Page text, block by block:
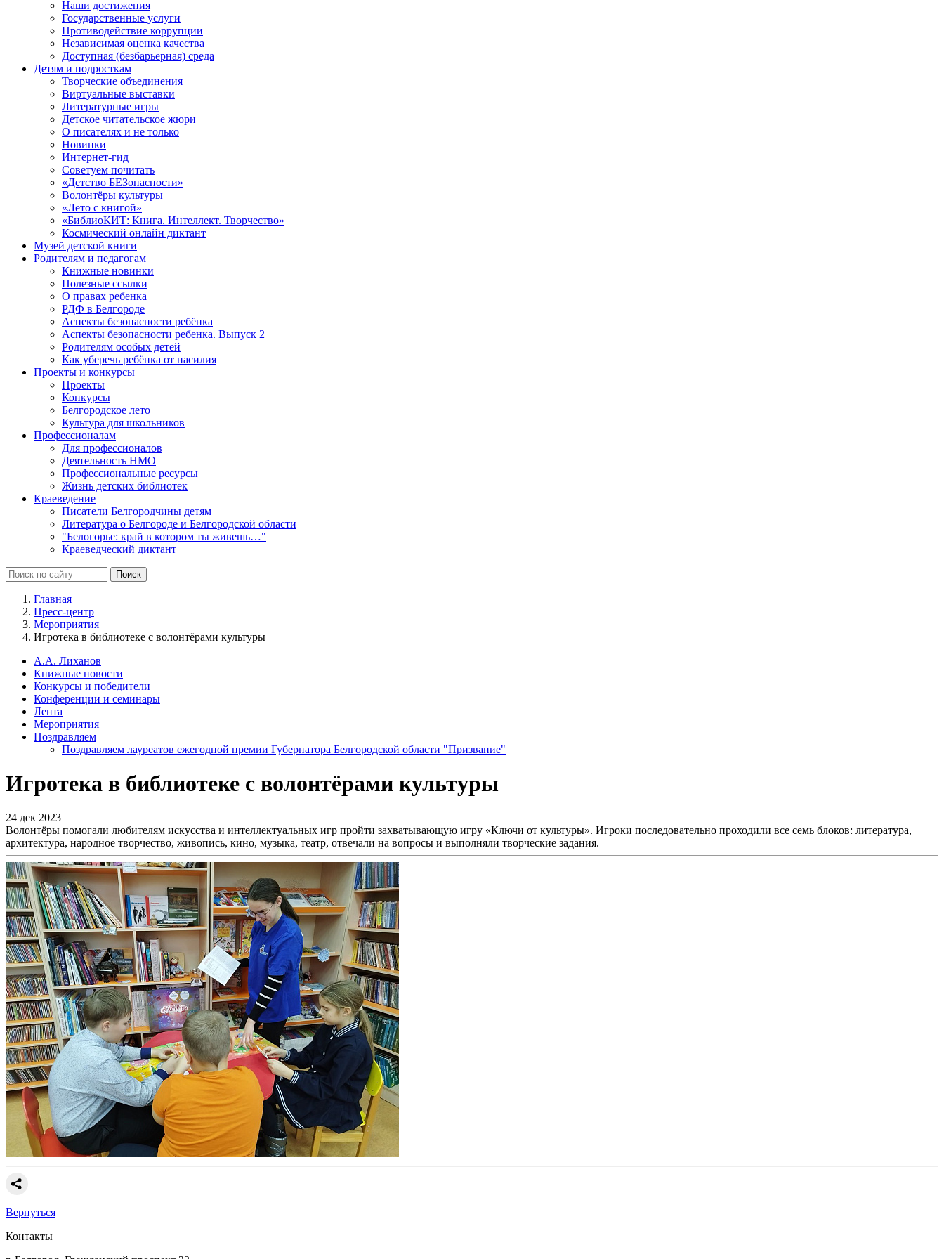
Наши достижения
Государственные услуги
Противодействие коррупции
Независимая оценка качества
Доступная (безбарьерная) среда
Детям и подросткам
Творческие объединения
Виртуальные выставки
Литературные игры
Детское читательское жюри
О писателях и не только
Новинки
Интернет-гид
Советуем почитать
«Детство БЕЗопасности»
Волонтёры культуры
«Лето с книгой»
«БиблиоКИТ: Книга. Интеллект. Творчество»
Космический онлайн диктант
Музей детской книги
Родителям и педагогам
Книжные новинки
Полезные ссылки
О правах ребенка
РДФ в Белгороде
Аспекты безопасности ребёнка
Аспекты безопасности ребенка. Выпуск 2
Родителям особых детей
Как уберечь ребёнка от насилия
Проекты и конкурсы
Проекты
Конкурсы
Белгородское лето
Культура для школьников
Профессионалам
Для профессионалов
Деятельность НМО
Профессиональные ресурсы
Жизнь детских библиотек
Краеведение
Писатели Белгородчины детям
Литература о Белгороде и Белгородской области
"Белогорье: край в котором ты живешь…"
Краеведческий диктант
Главная
Пресс-центр
Мероприятия
Игротека в библиотеке с волонтёрами культуры
А.А. Лиханов
Книжные новости
Конкурсы и победители
Конференции и семинары
Лента
Мероприятия
Поздравляем
Поздравляем лауреатов ежегодной премии Губернатора Белгородской области "Призвание"
Игротека в библиотеке с волонтёрами культуры
24 дек 2023
Волонтёры помогали любителям искусства и интеллектуальных игр пройти захватывающую игру «Ключи от культуры». Игроки последовательно проходили все семь блоков: литература,
архитектура, народное творчество, живопись, кино, музыка, театр, отвечали на вопросы и выполняли творческие задания.
Вернуться
Контакты